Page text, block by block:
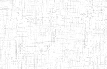
08/2005 ENIEG
09/1984 ENIEG